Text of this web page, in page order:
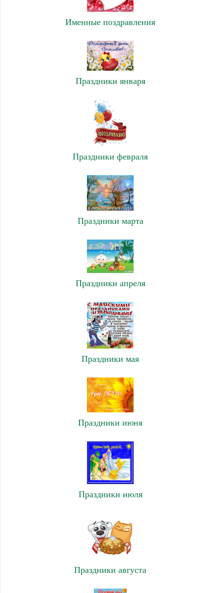
Именные поздравления
Праздники января
Праздники февраля
Праздники марта
Праздники апреля
Праздники мая
Праздники июня
Праздники июля
Праздники августа